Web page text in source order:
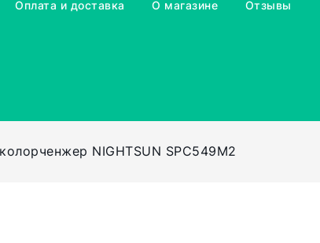
Оплата и доставка О магазине Отзывы
NIGHTSUN SPC549M2